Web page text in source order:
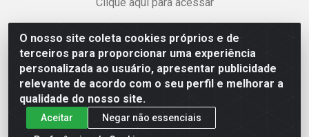
O nosso site coleta cookies próprios e de
terceiros para proporcionar uma experiência
personalizada ao usuário, apresentar publicidade
relevante de acordo com o seu perfil e melhorar a
qualidade do nosso site.
Aceitar
Negar não essenciais
Credimóveis Novolar Ltda
Rua José Alves Bezerra, 430 - Prazeres - Jaboatão dos
Guararapes / PE - CEP 54.325-610
CNPJ: 09.930.165/0013-70